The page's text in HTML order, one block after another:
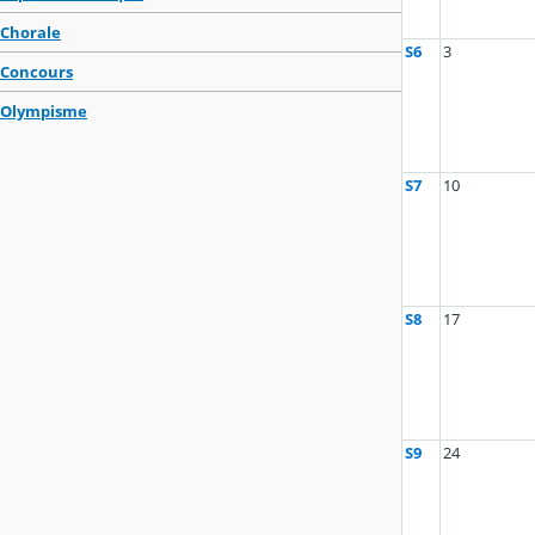
Chorale
Concours
Olympisme
S6 3
S7 10
S8 17
S9 24